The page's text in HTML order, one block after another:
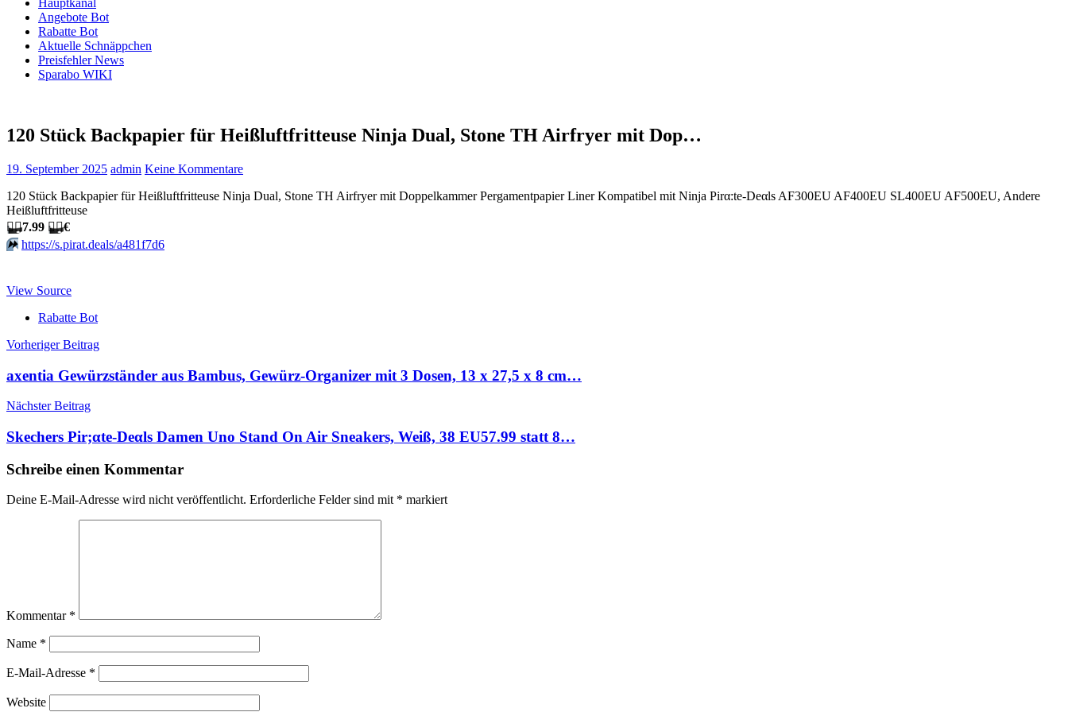
Hauptkanal
Angebote Bot
Rabatte Bot
Aktuelle Schnäppchen
Preisfehler News
Sparabo WIKI
120 Stück Backpapier für Heißluftfritteuse Ninja Dual, Stone TH Airfryer mit Dop…
19. September 2025 admin Keine Kommentare
120 Stück Backpapier für Heißluftfritteuse Ninja Dual, Stone TH Airfryer mit Doppelkammer Pergamentpapier Liner Kompatibel mit Ninja Pirα:tе-Dеαls AF300EU AF400EU SL400EU AF500EU, Andere
Heißluftfritteuse
🏴‍☠️7.99 🏴‍☠️€
⏩️ https://s.pirat.deals/a481f7d6
View Source
Rabatte Bot
Beitragsnavigation
Vorheriger Beitrag
axentia Gewürzständer aus Bambus, Gewürz-Organizer mit 3 Dosen, 13 x 27,5 x 8 cm…
Nächster Beitrag
Skechers Pir;αtе-Dеαls Damen Uno Stand On Air Sneakers, Weiß, 38 EU57.99 statt 8…
Schreibe einen Kommentar
Deine E-Mail-Adresse wird nicht veröffentlicht. Erforderliche Felder sind mit * markiert
Kommentar *
Name *
E-Mail-Adresse *
Website